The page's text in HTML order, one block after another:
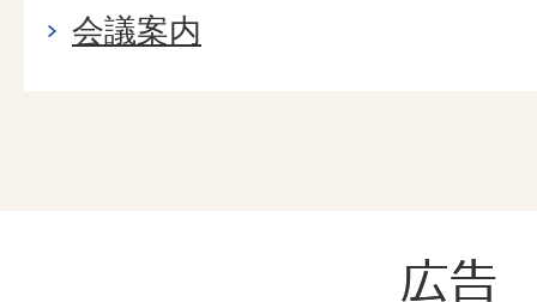
会議案内